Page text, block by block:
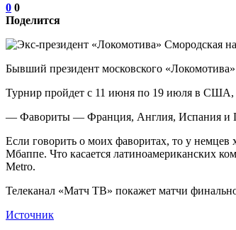
0 0
Поделится
Бывший президент московского
Турнир пройдет с 11 июня по 19 июля в США,
— Фавориты — Франция, Англия, Испания и
Если говорить о моих фаворитах, то у немцев
Мбаппе. Что касается латиноамериканских
Metro.
Телеканал «Матч ТВ» покажет матчи
Источник